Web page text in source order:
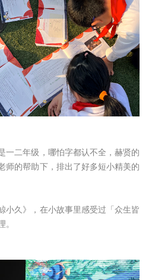
一二年级，哪怕字都认不全，赫贤的
师的帮助下，排出了好多短小精美的
小久》，在小故事里感受过「众生皆
。